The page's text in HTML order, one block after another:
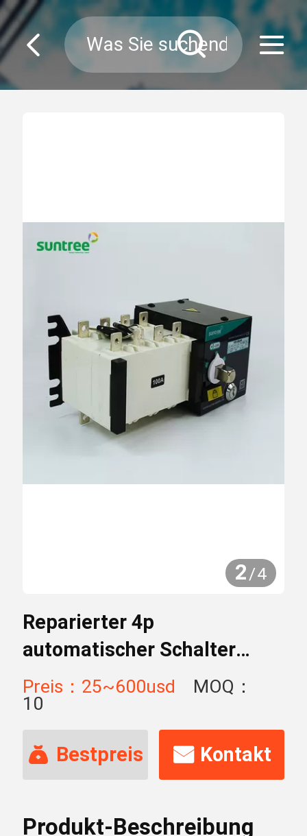
2/4
Reparierter 4p
automatischer Schalter
Druckluftanlassers 400A
Übergangs
Preis：25~600usd
MOQ：
10
Bestpreis Kontakt
Produkt-Beschreibung